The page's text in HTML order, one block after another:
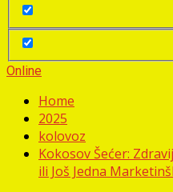
Online
Home
2025
kolovoz
Kokosov Šećer:
ili Još Jedna